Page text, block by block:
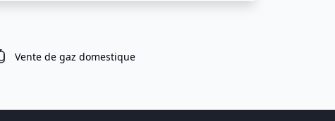
Vente de gaz domestique